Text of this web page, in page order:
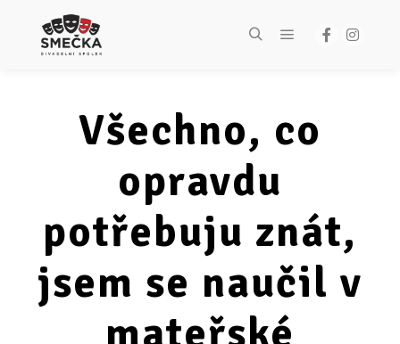
Všechno, co
opravdu
potřebuju znát,
jsem se naučil v